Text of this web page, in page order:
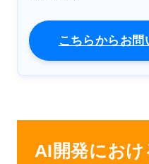
こちらからお
AI開発にお